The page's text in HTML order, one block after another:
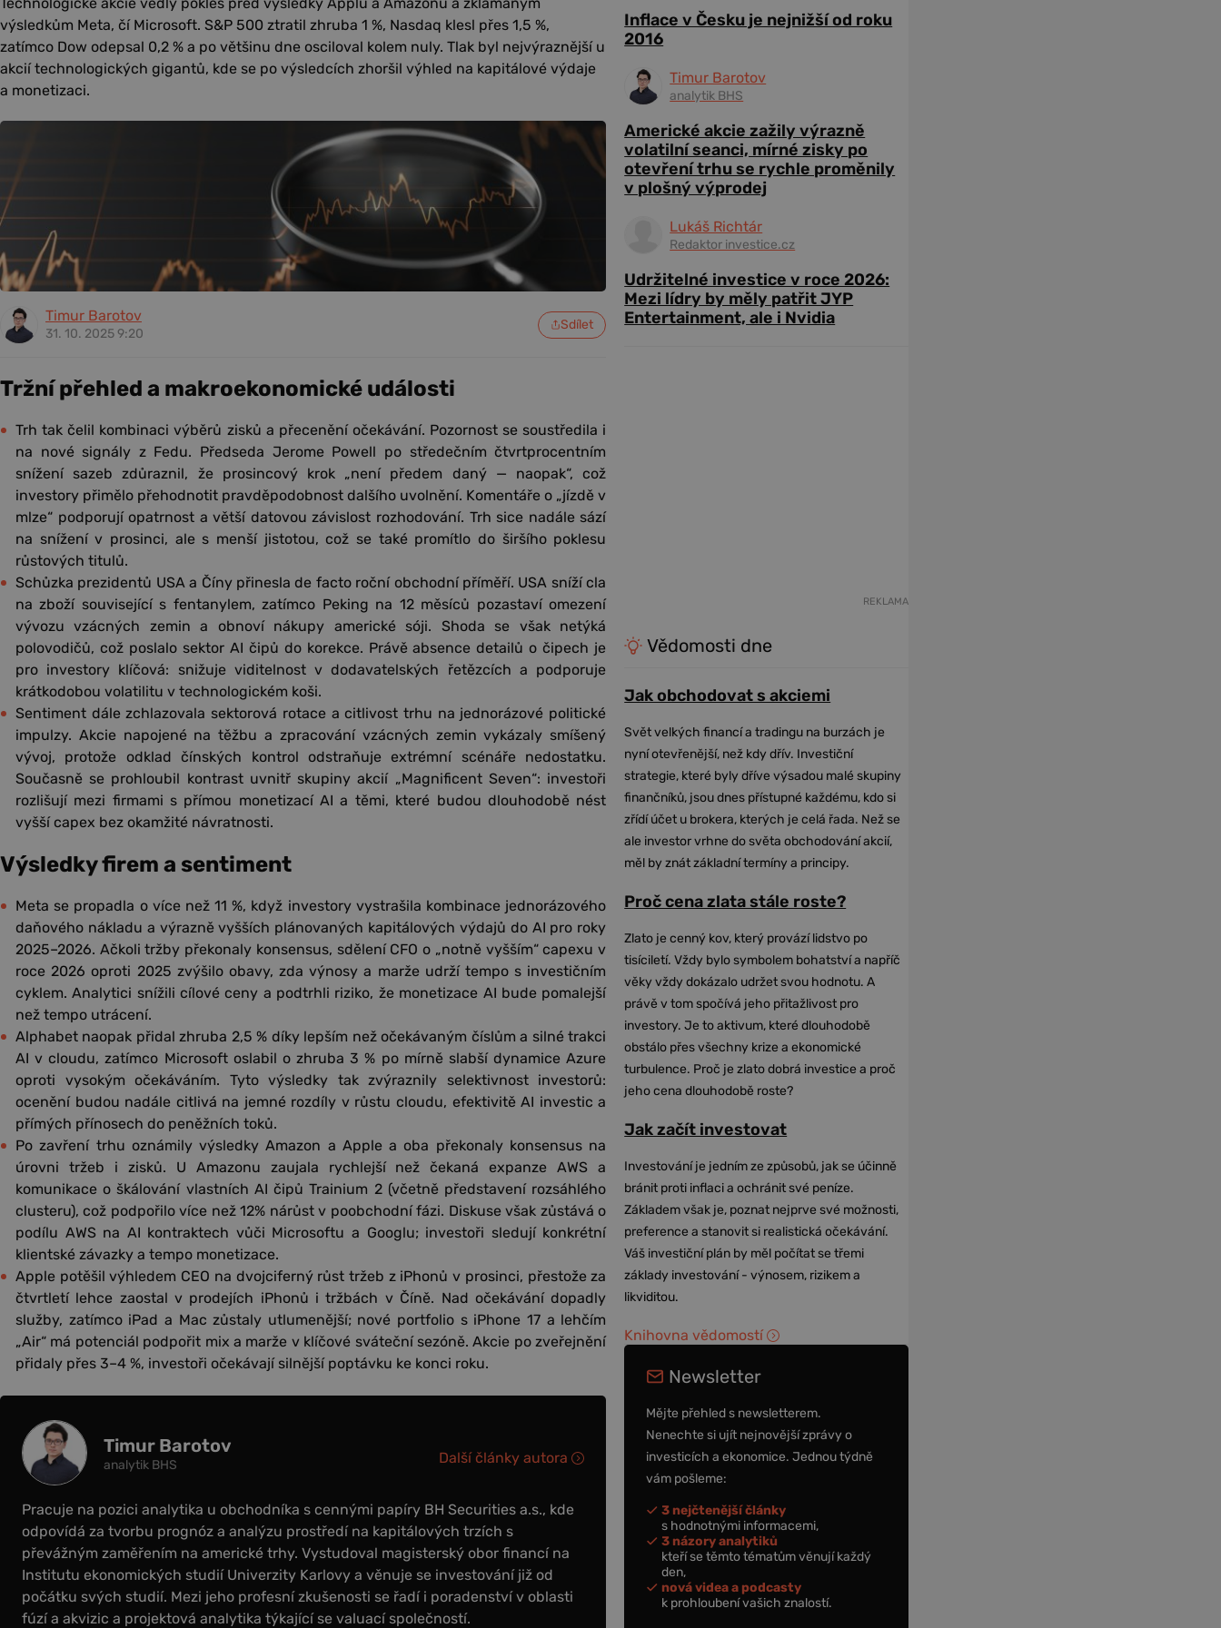
výsledkům Meta, čí Microsoft. S&P 500 ztratil zhruba 1 %, Nasdaq klesl přes 1,5 %,
zatímco Dow odepsal 0,2 % a po většinu dne osciloval kolem nuly. Tlak byl nejvýraznější u
akcií technologických gigantů, kde se po výsledcích zhoršil výhled na kapitálové výdaje
a monetizaci.
Timur Barotov
31. 10. 2025 9:20
Sdílet
Tržní přehled a makroekonomické události
Trh tak čelil kombinaci výběrů zisků a přecenění očekávání. Pozornost se soustředila i
na nové signály z Fedu. Předseda Jerome Powell po středečním čtvrtprocentním
snížení sazeb zdůraznil, že prosincový krok „není předem daný — naopak“, což
investory přimělo přehodnotit pravděpodobnost dalšího uvolnění. Komentáře o „jízdě v
mlze“ podporují opatrnost a větší datovou závislost rozhodování. Trh sice nadále sází
na snížení v prosinci, ale s menší jistotou, což se také promítlo do širšího poklesu
růstových titulů.
Schůzka prezidentů USA a Číny přinesla de facto roční obchodní příměří. USA sníží cla
na zboží související s fentanylem, zatímco Peking na 12 měsíců pozastaví omezení
vývozu vzácných zemin a obnoví nákupy americké sóji. Shoda se však netýká
polovodičů, což poslalo sektor AI čipů do korekce. Právě absence detailů o čipech je
pro investory klíčová: snižuje viditelnost v dodavatelských řetězcích a podporuje
krátkodobou volatilitu v technologickém koši.
Sentiment dále zchlazovala sektorová rotace a citlivost trhu na jednorázové politické
impulzy. Akcie napojené na těžbu a zpracování vzácných zemin vykázaly smíšený
vývoj, protože odklad čínských kontrol odstraňuje extrémní scénáře nedostatku.
Současně se prohloubil kontrast uvnitř skupiny akcií „Magnificent Seven“: investoři
rozlišují mezi firmami s přímou monetizací AI a těmi, které budou dlouhodobě nést
vyšší capex bez okamžité návratnosti.
Výsledky firem a sentiment
Meta se propadla o více než 11 %, když investory vystrašila kombinace jednorázového
daňového nákladu a výrazně vyšších plánovaných kapitálových výdajů do AI pro roky
2025–2026. Ačkoli tržby překonaly konsensus, sdělení CFO o „notně vyšším“ capexu v
roce 2026 oproti 2025 zvýšilo obavy, zda výnosy a marže udrží tempo s investičním
cyklem. Analytici snížili cílové ceny a podtrhli riziko, že monetizace AI bude pomalejší
než tempo utrácení.
Alphabet naopak přidal zhruba 2,5 % díky lepším než očekávaným číslům a silné trakci
AI v cloudu, zatímco Microsoft oslabil o zhruba 3 % po mírně slabší dynamice Azure
oproti vysokým očekáváním. Tyto výsledky tak zvýraznily selektivnost investorů:
ocenění budou nadále citlivá na jemné rozdíly v růstu cloudu, efektivitě AI investic a
přímých přínosech do peněžních toků.
Po zavření trhu oznámily výsledky Amazon a Apple a oba překonaly konsensus na
úrovni tržeb i zisků. U Amazonu zaujala rychlejší než čekaná expanze AWS a
komunikace o škálování vlastních AI čipů Trainium 2 (včetně představení rozsáhlého
clusteru), což podpořilo více než 12% nárůst v poobchodní fázi. Diskuse však zůstává o
podílu AWS na AI kontraktech vůči Microsoftu a Googlu; investoři sledují konkrétní
klientské závazky a tempo monetizace.
Apple potěšil výhledem CEO na dvojciferný růst tržeb z iPhonů v prosinci, přestože za
čtvrtletí lehce zaostal v prodejích iPhonů i tržbách v Číně. Nad očekávání dopadly
služby, zatímco iPad a Mac zůstaly utlumenější; nové portfolio s iPhone 17 a lehčím
„Air“ má potenciál podpořit mix a marže v klíčové sváteční sezóně. Akcie po zveřejnění
přidaly přes 3–4 %, investoři očekávají silnější poptávku ke konci roku.
Timur Barotov
analytik BHS
Pracuje na pozici analytika u obchodníka s cennými papíry BH Securities a.s., kde
odpovídá za tvorbu prognóz a analýzu prostředí na kapitálových trzích s
převážným zaměřením na americké trhy. Vystudoval magisterský obor financí na
Institutu ekonomických studií Univerzity Karlovy a věnuje se investování již od
počátku svých studií. Mezi jeho profesní zkušenosti se řadí i poradenství v oblasti
fúzí a akvizic a projektová analytika týkající se valuací společností.
Další články autora
Inflace v Česku je nejnižší od roku
2016
Timur Barotov
analytik BHS
Americké akcie zažily výrazně
volatilní seanci, mírné zisky po
otevření trhu se rychle proměnily
v plošný výprodej
Lukáš Richtár
Redaktor investice.cz
Udržitelné investice v roce 2026:
Mezi lídry by měly patřit JYP
Entertainment, ale i Nvidia
REKLAMA
Vědomosti dne
Jak obchodovat s akciemi
Svět velkých financí a tradingu na burzách je
nyní otevřenější, než kdy dřív. Investiční
strategie, které byly dříve výsadou malé skupiny
finančníků, jsou dnes přístupné každému, kdo si
zřídí účet u brokera, kterých je celá řada. Než se
ale investor vrhne do světa obchodování akcií,
měl by znát základní termíny a principy.
Proč cena zlata stále roste?
Zlato je cenný kov, který provází lidstvo po
tisíciletí. Vždy bylo symbolem bohatství a napříč
věky vždy dokázalo udržet svou hodnotu. A
právě v tom spočívá jeho přitažlivost pro
investory. Je to aktivum, které dlouhodobě
obstálo přes všechny krize a ekonomické
turbulence. Proč je zlato dobrá investice a proč
jeho cena dlouhodobě roste?
Jak začít investovat
Investování je jedním ze způsobů, jak se účinně
bránit proti inflaci a ochránit své peníze.
Základem však je, poznat nejprve své možnosti,
preference a stanovit si realistická očekávání.
Váš investiční plán by měl počítat se třemi
základy investování - výnosem, rizikem a
likviditou.
Knihovna vědomostí
Newsletter
Mějte přehled s newsletterem.
Nenechte si ujít nejnovější zprávy o
investicích a ekonomice. Jednou týdně
vám pošleme:
3 nejčtenější články
s hodnotnými informacemi,
3 názory analytiků
kteří se těmto tématům věnují každý
den,
nová videa a podcasty
k prohloubení vašich znalostí.